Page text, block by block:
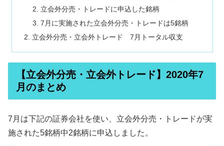
立会外分売・トレードに申込した銘柄
7月に実施された立会外分売・トレードは5銘柄
立会外分売・立会外トレード 7月トータル収支
【立会外分売・立会外トレード】2020年7
月のまとめ
7月は下記の証券会社を使い、立会外分売・トレードが実
施された5銘柄中2銘柄に申込しました。